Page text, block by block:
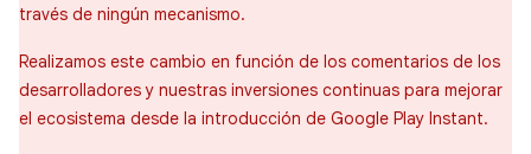
través de ningún mecanismo.
Realizamos este cambio en función de los comentarios de los
desarrolladores y nuestras inversiones continuas para mejorar
el ecosistema desde la introducción de Google Play Instant.